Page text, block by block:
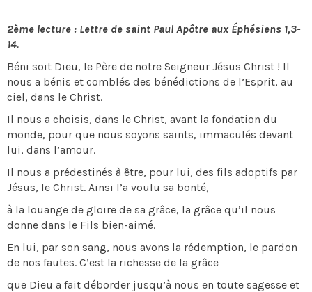
2ème lecture : Lettre de saint Paul Apôtre aux Éphésiens 1,3-
14.
Béni soit Dieu, le Père de notre Seigneur Jésus Christ ! Il
nous a bénis et comblés des bénédictions de l’Esprit, au
ciel, dans le Christ.
Il nous a choisis, dans le Christ, avant la fondation du
monde, pour que nous soyons saints, immaculés devant
lui, dans l’amour.
Il nous a prédestinés à être, pour lui, des fils adoptifs par
Jésus, le Christ. Ainsi l’a voulu sa bonté,
à la louange de gloire de sa grâce, la grâce qu’il nous
donne dans le Fils bien-aimé.
En lui, par son sang, nous avons la rédemption, le pardon
de nos fautes. C’est la richesse de la grâce
que Dieu a fait déborder jusqu’à nous en toute sagesse et